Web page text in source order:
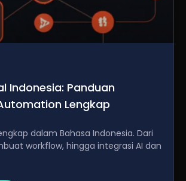
Indonesia: Panduan
Lengkap
dalam Bahasa Indonesia. Dari
workflow, hingga integrasi AI dan